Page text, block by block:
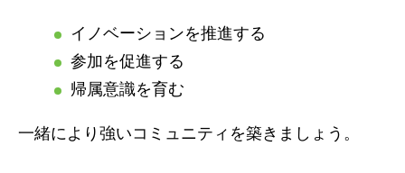
イノベーションを推進する
参加を促進する
帰属意識を育む
一緒により強いコミュニティを築きましょう。